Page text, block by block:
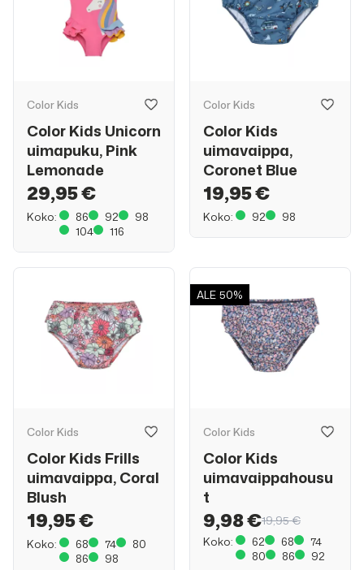
Color Kids
Color Kids Unicorn
uimapuku, Pink
Lemonade
29,95 €
Koko: 86 92
98
104
116
Color Kids
Color Kids
uimavaippa,
Coronet Blue
19,95 €
Koko: 92 98
Color Kids
Color Kids Frills
uimavaippa, Coral
Blush
19,95 €
Koko: 68 74
80
86
98
ALE 50%
Color Kids
Color Kids
uimavaippahousu
t
9,98 €19,95 €
Koko:
62 68
74
80
86 92